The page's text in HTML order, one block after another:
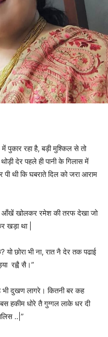
पुकार रहा है, बड़ी मुश्किल से तो
देर पहले ही पानी के गिलास में
थी कि घबराते दिल को जरा आराम
आँखें खोलकर रमेश की तरफ देखा जो
खड़ा था |
छोरा भी ना, रात नै देर तक पढाई
रह्वै सै।”
भी दुखण लागरे। कितनी बर कह
हकीम धोरे तै गुग्गल लाके धर दी
..|”